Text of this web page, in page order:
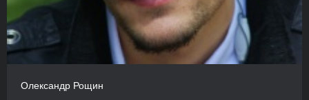
Олександр Рощин